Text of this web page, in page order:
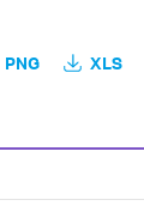
PNG XLS